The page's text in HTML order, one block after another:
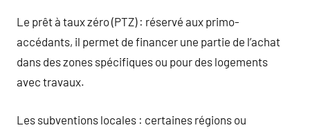
Le prêt à taux zéro (PTZ) : réservé aux primo-
accédants, il permet de financer une partie de l’achat
dans des zones spécifiques ou pour des logements
avec travaux.
Les subventions locales : certaines régions ou